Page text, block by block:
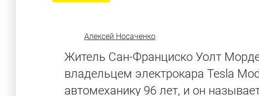
Алексей Носаченко
Житель Сан-Франциско Уолт
владельцем электрокара Tesla
автомеханику 96 лет, и он